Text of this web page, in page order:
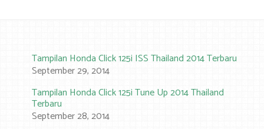
Tampilan Honda Click 125i ISS Thailand 2014 Terbaru
September 29, 2014
Tampilan Honda Click 125i Tune Up 2014 Thailand
Terbaru
September 28, 2014